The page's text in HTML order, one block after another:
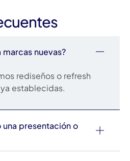
marcas nuevas?
rediseños o refresh
establecidas.
presentación o